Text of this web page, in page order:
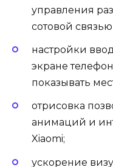
управления
сотовой связью
настройки
экране
показывать
отрисовка
анимаций и
Xiaomi;
ускорение